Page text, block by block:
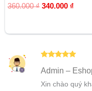
Được xếp
hạng
360.000₫ 340.000 ₫
hạng55
Admin –
Xin chào quý